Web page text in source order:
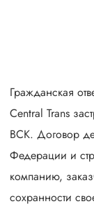
Гражданская
Central Trans
ВСК. Договор
Федерации и
компанию,
сохранности